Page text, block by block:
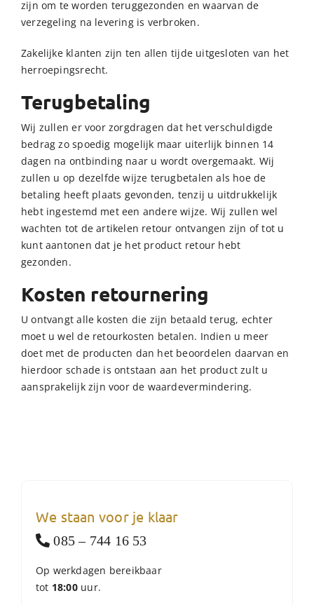
zijn om te worden teruggezonden en waarvan de
verzegeling na levering is verbroken.
Zakelijke klanten zijn ten allen tijde uitgesloten van het
herroepingsrecht.
Terugbetaling
Wij zullen er voor zorgdragen dat het verschuldigde
bedrag zo spoedig mogelijk maar uiterlijk binnen 14
dagen na ontbinding naar u wordt overgemaakt. Wij
zullen u op dezelfde wijze terugbetalen als hoe de
betaling heeft plaats gevonden, tenzij u uitdrukkelijk
hebt ingestemd met een andere wijze. Wij zullen wel
wachten tot de artikelen retour ontvangen zijn of tot u
kunt aantonen dat je het product retour hebt
gezonden.
Kosten retournering
U ontvangt alle kosten die zijn betaald terug, echter
moet u wel de retourkosten betalen. Indien u meer
doet met de producten dan het beoordelen daarvan en
hierdoor schade is ontstaan aan het product zult u
aansprakelijk zijn voor de waardevermindering.
We staan voor je klaar
085 – 744 16 53
Op werkdagen bereikbaar
tot 18:00uur.